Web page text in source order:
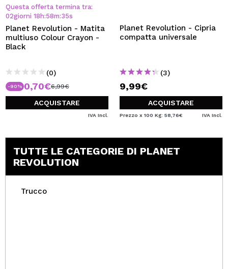
Creando un account su Maquibeauty.it potrai fare i tuoi
acquisti velocemente, controllare lo stato dei tuoi ordini e
consultare le tue operazioni precedenti.
CREARE UN ACCOUNT
Questa offerta termina tra:
02giorni 18 h:58m:35s
Planet Revolution - Matita
multiuso Colour Crayon -
Black
(0)
-90% 0,70€6,99€
ACQUISTARE
IVA Incl.
Planet Revolution - Cipria
compatta universale
(3)
9,99€
ACQUISTARE
Prezzo x 100 Kg: 58,76€ IVA Incl.
TUTTE LE CATEGORIE DI PLANET
REVOLUTION
Trucco